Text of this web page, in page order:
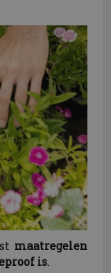
maatregelen
is